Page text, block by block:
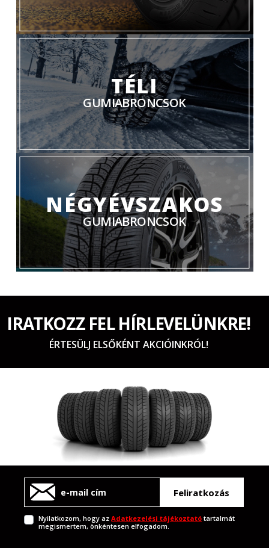
TÉLI
GUMIABRONCSOK
NÉGYÉVSZAKOS
GUMIABRONCSOK
IRATKOZZ FEL HÍRLEVELÜNKRE!
ÉRTESÜLJ ELSŐKÉNT AKCIÓINKRÓL!
Feliratkozás
Nyilatkozom, hogy azAdatkezelési tájékoztató tartalmát
megismertem, önkéntesen elfogadom.